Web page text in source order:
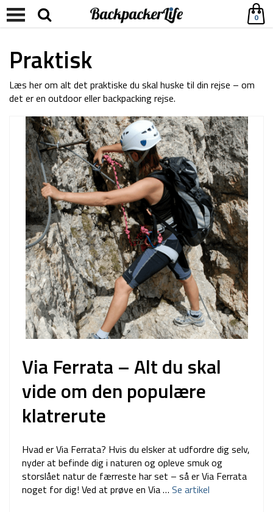
0
Praktisk
Læs her om alt det praktiske du skal huske til din rejse – om
det er en outdoor eller backpacking rejse.
Via Ferrata – Alt du skal
vide om den populære
klatrerute
Hvad er Via Ferrata? Hvis du elsker at udfordre dig selv,
nyder at befinde dig i naturen og opleve smuk og
storslået natur de færreste har set – så er Via Ferrata
noget for dig! Ved at prøve en Via … Se artikel